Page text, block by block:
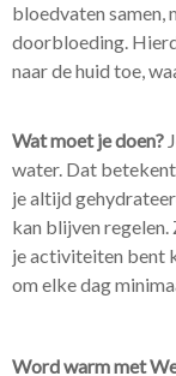
bloedvaten samen,
doorbloeding.
naar de huid toe,
Wat moet je doen?
water. Dat
je altijd
kan blijven
je activiteiten bent
om elke dag
Word warm met